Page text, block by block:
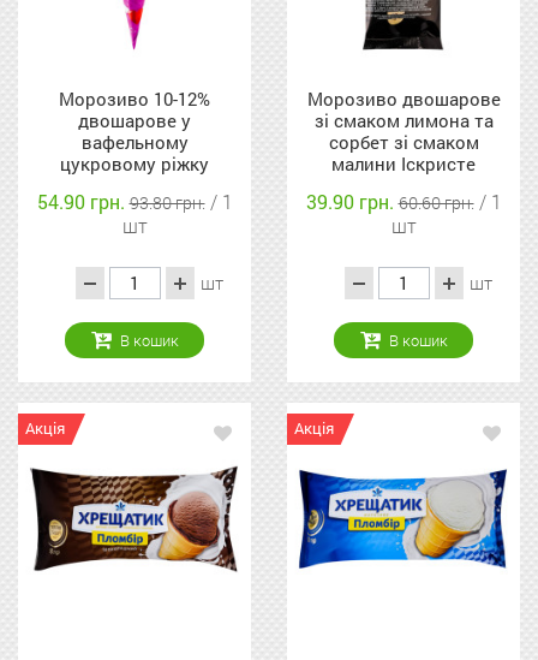
Морозиво 10-12%
двошарове у
вафельному
цукровому ріжку
bears м/у 150г
54.90 грн.93.80 грн. / 1
шт
шт
В кошик
Морозиво двошарове
зі смаком лимона та
сорбет зі смаком
малини Іскристе
bears м/у 70г
39.90 грн.60.60 грн. / 1
шт
шт
В кошик
Акція Акція